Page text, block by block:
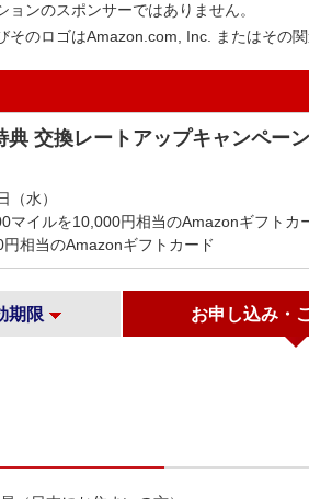
ンのスポンサーではありません。
のロゴはAmazon.com, Inc. またはその関
交換レートアップキャンペー
（水）
マイルを10,000円相当のAmazonギフトカ
相当のAmazonギフトカード
期限 お申し込み・